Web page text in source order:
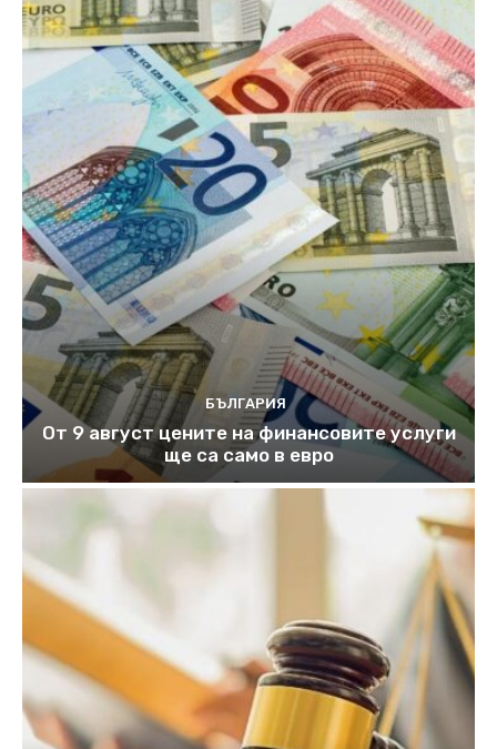
БЪЛГАРИЯ
От 9 август цените на финансовите услуги
ще са само в евро